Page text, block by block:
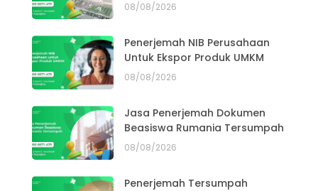
08/08/2026
Penerjemah NIB Perusahaan
Untuk Ekspor Produk UMKM
08/08/2026
Jasa Penerjemah Dokumen
Beasiswa Rumania Tersumpah
08/08/2026
Penerjemah Tersumpah